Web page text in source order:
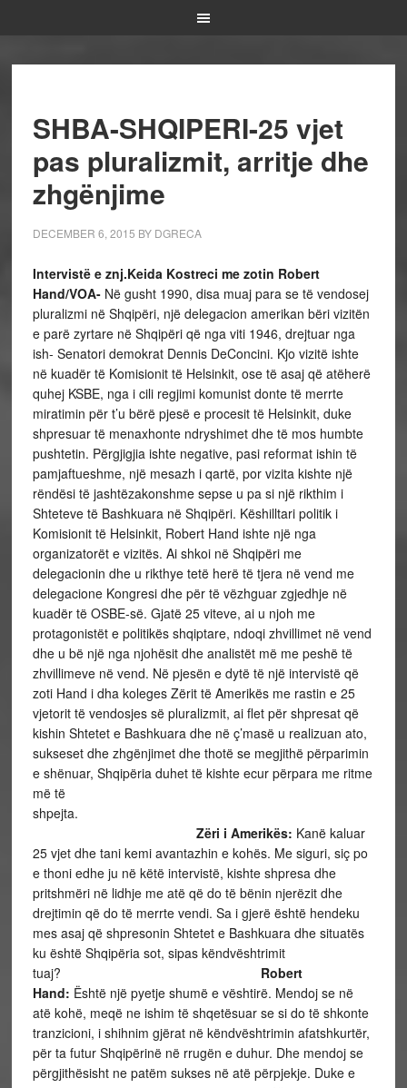
SHBA-SHQIPERI-25 vjet
pas pluralizmit, arritje dhe
zhgënjime
DECEMBER 6, 2015 BY DGRECA
Intervistëe znj.Keida Kostreci me zotin Robert
Hand/VOA- Në gusht 1990, disa muaj para se të vendosej
pluralizmi në Shqipëri, një delegacion amerikan bëri vizitën
e parë zyrtare në Shqipëri që nga viti 1946, drejtuar nga
ish- Senatori demokrat Dennis DeConcini. Kjo vizitë ishte
në kuadër të Komisionit të Helsinkit, ose të asaj që atëherë
quhej KSBE, nga i cili regjimi komunist donte të merrte
miratimin për t’u bërë pjesë e procesit të Helsinkit, duke
shpresuar të menaxhonte ndryshimet dhe të mos humbte
pushtetin. Përgjigjia ishte negative, pasi reformat ishin të
pamjaftueshme, një mesazh i qartë, por vizita kishte një
rëndësi të jashtëzakonshme sepse u pa si një rikthim i
Shteteve të Bashkuara në Shqipëri. Këshilltari politik i
Komisionit të Helsinkit, Robert Hand ishte një nga
organizatorët e vizitës. Ai shkoi në Shqipëri me
delegacionin dhe u rikthye tetë herë të tjera në vend me
delegacione Kongresi dhe për të vëzhguar zgjedhje në
kuadër të OSBE-së. Gjatë 25 viteve, ai u njoh me
protagonistët e politikës shqiptare, ndoqi zhvillimet në vend
dhe u bë një nga njohësit dhe analistët më me peshë të
zhvillimeve në vend. Në pjesën e dytë të një intervistë që
zoti Hand i dha koleges Zërit të Amerikës me rastin e 25
vjetorit të vendosjes së pluralizmit, ai flet për shpresat që
kishin Shtetet e Bashkuara dhe në ç’masë u realizuan ato,
sukseset dhe zhgënjimet dhe thotë se megjithë përparimin
e shënuar, Shqipëria duhet të kishte ecur përpara me ritme
më të
Zëri i Amerikës: Kanë kaluar
25 vjet dhe tani kemi avantazhin e kohës. Me siguri, siç po
e thoni edhe ju në këtë intervistë, kishte shpresa dhe
pritshmëri në lidhje me atë që do të bënin njerëzit dhe
drejtimin që do të merrte vendi. Sa i gjerë është hendeku
mes asaj që shpresonin Shtetet e Bashkuara dhe situatës
ku është Shqipëria sot, sipas këndvështrimit
tuaj? Robert
Hand: Është një pyetje shumë e vështirë. Mendoj se në
atë kohë, meqë ne ishim të shqetësuar se si do të shkonte
tranzicioni, i shihnim gjërat në këndvështrimin afatshkurtër,
për ta futur Shqipërinë në rrugën e duhur. Dhe mendoj se
përgjithësisht ne patëm sukses në atë përpjekje. Duke e